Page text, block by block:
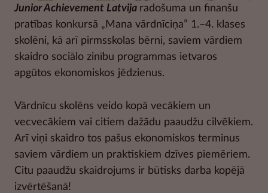
Junior Achievement Latvija radošuma un finanšu
pratības konkursā „Mana vārdnīciņa” 1.–4. klases
skolēni, kā arī pirmsskolas bērni, saviem vārdiem
skaidro sociālo zinību programmas ietvaros
apgūtos ekonomiskos jēdzienus.
Vārdnīcu skolēns veido kopā vecākiem un
vecvecākiem vai citiem dažādu paaudžu cilvēkiem.
Arī viņi skaidro tos pašus ekonomiskos terminus
saviem vārdiem un praktiskiem dzīves piemēriem.
Citu paaudžu skaidrojums ir būtisks darba kopējā
izvērtēšanā!